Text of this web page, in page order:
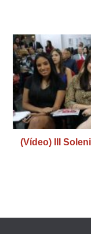
(Vídeo) III